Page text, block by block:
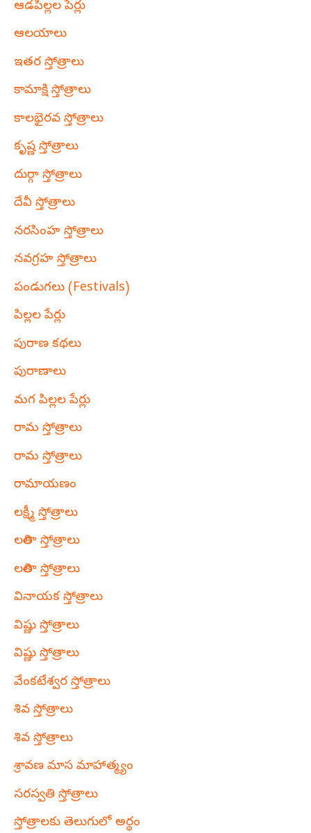
ఆడపిల్లల పేర్లు
ఆలయాలు
ఇతర స్తోత్రాలు
కామాక్షి స్తోత్రాలు
కాలభైరవ స్తోత్రాలు
కృష్ణ స్తోత్రాలు
దుర్గా స్తోత్రాలు
దేవీ స్తోత్రాలు
నరసింహ స్తోత్రాలు
నవగ్రహ స్తోత్రాలు
పండుగలు (Festivals)
పిల్లల పేర్లు
పురాణ కథలు
పురాణాలు
మగ పిల్లల పేర్లు
రామ స్తోత్రాలు
రామ స్తోత్రాలు
రామాయణం
లక్ష్మీ స్తోత్రాలు
లలితా స్తోత్రాలు
లలితా స్తోత్రాలు
వినాయక స్తోత్రాలు
విష్ణు స్తోత్రాలు
విష్ణు స్తోత్రాలు
వేంకటేశ్వర స్తోత్రాలు
శివ స్తోత్రాలు
శివ స్తోత్రాలు
శ్రావణ మాస మాహాత్మ్యం
సరస్వతి స్తోత్రాలు
స్తోత్రాలకు తెలుగులో అర్థం